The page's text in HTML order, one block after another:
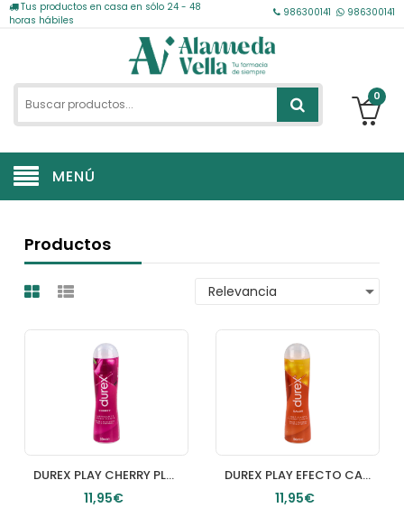
Tus productos en casa en sólo 24 - 48
horas hábiles
986300141 986300141
0
MENÚ
Productos
DUREX PLAY CHERRY PLEASURE GEL LUBRICANTE HIDROSOLUBLE INTIMO 1 ENVASE 50 ML
11,95€
DUREX PLAY EFECTO CALOR LUBRICANTE INTIMO 50 ML
11,95€